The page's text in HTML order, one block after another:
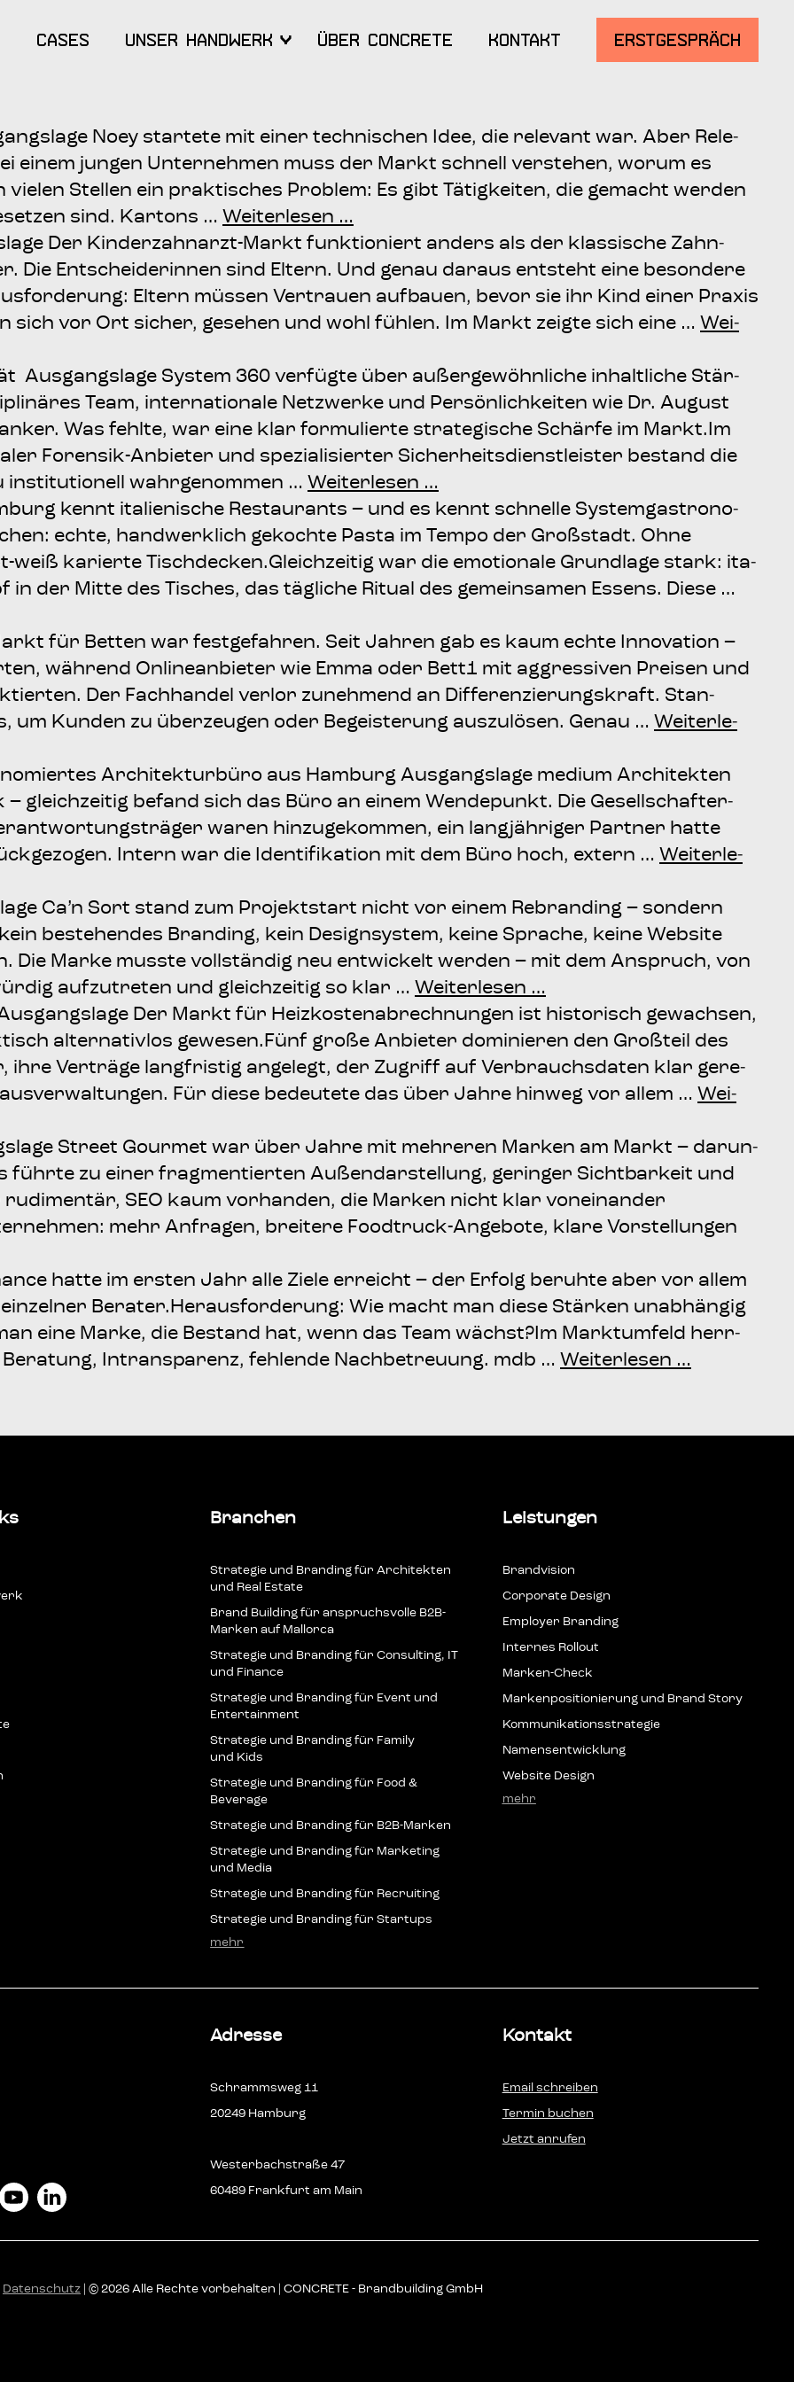
Cases Unser Hand­werk Über Con­cre­te Kon­takt Erstge­spräch
Noey star­te­te mit einer tech­ni­schen Idee, die rele­vant war. Aber Rele­
einem jun­gen Unter­neh­men muss der Markt schnell ver­ste­hen, wor­um es
Stel­len ein prak­ti­sches Pro­blem: Es gibt Tätig­kei­ten, die gemacht wer­den
sind. Kar­tons … Wei­ter­le­sen …
Der Kin­­der­­zahn­­arzt-Markt funk­tio­niert anders als der klas­si­sche Zahn­
Die Ent­schei­de­rin­nen sind Eltern. Und genau dar­aus ent­steht eine beson­de­re
Eltern müs­sen Ver­trau­en auf­bau­en, bevor sie ihr Kind einer Pra­xis
vor Ort sicher, gese­hen und wohl füh­len. Im Markt zeig­te sich eine … Wei­
Aus­gangs­la­ge Sys­tem 360 ver­füg­te über außer­ge­wöhn­li­che inhalt­li­che Stär­
Team, inter­na­tio­na­le Netz­wer­ke und Per­sön­lich­kei­ten wie Dr. August
Was fehl­te, war eine klar for­mu­lier­te stra­te­gi­sche Schär­fe im Markt.Im
Foren­­sik-Anbie­­ter und spe­zia­li­sier­ter Sicher­heits­dienst­leis­ter bestand die
insti­tu­tio­nell wahr­ge­nom­men … Wei­ter­le­sen …
kennt ita­lie­ni­sche Restau­rants – und es kennt schnel­le Sys­tem­gas­tro­no­
ech­te, hand­werk­lich gekoch­te Pas­ta im Tem­po der Groß­stadt. Ohne
weiß karier­te Tisch­de­cken.Gleich­zei­tig war die emo­tio­na­le Grund­la­ge stark: ita­
der Mit­te des Tisches, das täg­li­che Ritu­al des gemein­sa­men Essens. Die­se …
für Bet­ten war fest­ge­fah­ren. Seit Jah­ren gab es kaum ech­te Inno­va­ti­on –
wäh­rend Online­an­bie­ter wie Emma oder Bett1 mit aggres­si­ven Prei­sen und
Der Fach­han­del ver­lor zuneh­mend an Dif­fe­ren­zie­rungs­kraft. Stan­
Kun­den zu über­zeu­gen oder Begeis­te­rung aus­zu­lö­sen. Genau … Wei­ter­le­
Archi­tek­tur­bü­ro aus Ham­burg Aus­gangs­la­ge medi­um Archi­tek­ten
gleich­zei­tig befand sich das Büro an einem Wen­de­punkt. Die Gesell­schaf­ter­
waren hin­zu­ge­kom­men, ein lang­jäh­ri­ger Part­ner hat­te
Intern war die Iden­ti­fi­ka­ti­on mit dem Büro hoch, extern … Wei­ter­le­
Ca’n Sort stand zum Pro­jekt­start nicht vor einem Rebran­ding – son­dern
bestehen­des Bran­ding, kein Design­sys­tem, kei­ne Spra­che, kei­ne Web­site
Die Mar­ke muss­te voll­stän­dig neu ent­wi­ckelt wer­den – mit dem Anspruch, von
auf­zu­tre­ten und gleich­zei­tig so klar … Wei­ter­le­sen …
Der Markt für Heiz­kos­ten­ab­rech­nun­gen ist his­to­risch gewach­sen,
alter­na­tiv­los gewe­sen.Fünf gro­ße Anbie­ter domi­nie­ren den Groß­teil des
ihre Ver­trä­ge lang­fris­tig ange­legt, der Zugriff auf Ver­brauchs­da­ten klar gere­
Für die­se bedeu­te­te das über Jah­re hin­weg vor allem … Wei­
Street Gour­met war über Jah­re mit meh­re­ren Mar­ken am Markt – dar­un­
führ­te zu einer frag­men­tier­ten Außen­dar­stel­lung, gerin­ger Sicht­bar­keit und
SEO kaum vor­han­den, die Mar­ken nicht klar von­ein­an­der
mehr Anfra­gen, brei­te­re Foo­d­­truck-Ange­­bo­­te, kla­re Vor­stel­lun­gen
hat­te im ers­ten Jahr alle Zie­le erreicht – der Erfolg beruh­te aber vor allem
Bera­ter.Her­aus­for­de­rung: Wie macht man die­se Stär­ken unab­hän­gig
eine Mar­ke, die Bestand hat, wenn das Team wächst?Im Markt­um­feld herr­
Intrans­pa­renz, feh­len­de Nach­be­treu­ung. mdb … Wei­ter­le­sen …
Branchen
Stra­te­gie und Bran­ding für Archi­tek­ten
und Real Estate
Brand Buil­ding für anspruchs­vol­le B2B-
Mar­ken auf Mallorca
Stra­te­gie und Bran­ding für Con­sul­ting, IT
und Finance
Stra­te­gie und Bran­ding für Event und
Entertainment
Stra­te­gie und Bran­ding für Fami­ly
und Kids
Stra­te­gie und Bran­ding für Food &
Beverage
Stra­te­gie und Bran­ding für B2B-Marken
Stra­te­gie und Bran­ding für Mar­ke­ting
und Media
Stra­te­gie und Bran­ding für Recruiting
Stra­te­gie und Bran­ding für Startups
mehr
Leistungen
Brand­vi­si­on
Cor­po­ra­te Design
Employ­er Branding
Inter­nes Rollout
Mar­ken-Check
Mar­ken­po­si­tio­nie­rung und Brand Story
Kom­mu­ni­ka­ti­ons­stra­te­gie
Namens­ent­wick­lung
Web­site Design
mehr
Adresse
Schrammsweg 11
20249 Hamburg
Westerbachstraße 47
60489 Frankfurt am Main
Kontakt
Email schreiben
Termin buchen
Jetzt anrufen
Datenschutz | © 2026 Alle Rechte vorbehalten | CONCRETE - Brandbuilding GmbH